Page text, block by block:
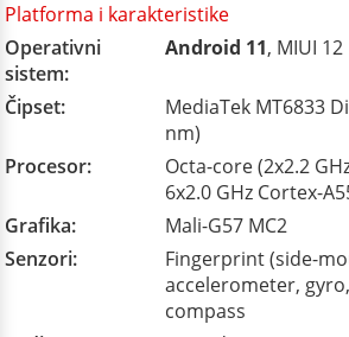
Platforma i karakteristike
Operativni
sistem:
Android 11, MIUI 12
Čipset:
MediaTek MT6833
nm)
Procesor:
Octa-core (2x2.2
6x2.0 GHz Cortex-
Grafika:
Mali-G57 MC2
Senzori:
Fingerprint (side-
accelerometer,
compass